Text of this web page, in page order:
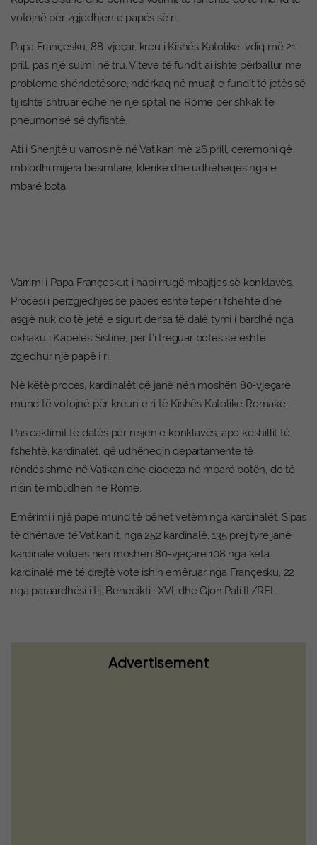
votojnë për zgjedhjen e papës së ri.
Papa Françesku, 88-vjeçar, kreu i Kishës Katolike, vdiq më 21
prill, pas një sulmi në tru. Viteve të fundit ai ishte përballur me
probleme shëndetësore, ndërkaq në muajt e fundit të jetës së
tij ishte shtruar edhe në një spital në Romë për shkak të
pneumonisë së dyfishtë.
Ati i Shenjtë u varros në në Vatikan më 26 prill, ceremoni që
mblodhi mijëra besimtarë, klerikë dhe udhëheqës nga e
mbarë bota.
Varrimi i Papa Françeskut i hapi rrugë mbajtjes së konklavës.
Procesi i përzgjedhjes së papës është tepër i fshehtë dhe
asgjë nuk do të jetë e sigurt derisa të dalë tymi i bardhë nga
oxhaku i Kapelës Sistine, për t’i treguar botës se është
zgjedhur një papë i ri.
Në këtë proces, kardinalët që janë nën moshën 80-vjeçare
mund të votojnë për kreun e ri të Kishës Katolike Romake.
Pas caktimit të datës për nisjen e konklavës, apo këshillit të
fshehtë, kardinalët, që udhëheqin departamente të
rëndësishme në Vatikan dhe dioqeza në mbarë botën, do të
nisin të mblidhen në Romë.
Emërimi i një pape mund të bëhet vetëm nga kardinalët. Sipas
të dhënave të Vatikanit, nga 252 kardinalë, 135 prej tyre janë
kardinalë votues nën moshën 80-vjeçare 108 nga këta
kardinalë me të drejtë vote ishin emëruar nga Françesku, 22
nga paraardhësi i tij, Benedikti i XVI, dhe Gjon Pali II./REL
Advertisement